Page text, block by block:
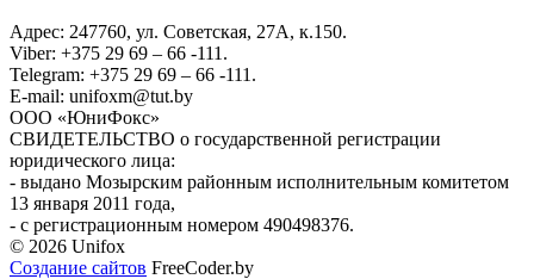
Адрес: 247760, ул. Советская, 27А, к.150.
Viber: +375 29 69 – 66 -111.
Telegram: +375 29 69 – 66 -111.
E-mail: unifoxm@tut.by
ООО «ЮниФокс»
СВИДЕТЕЛЬСТВО о государственной регистрации
юридического лица:
- выдано Мозырским районным исполнительным комитетом
13 января 2011 года,
- с регистрационным номером 490498376.
© 2026 Unifox
Создание сайтов FreeCoder.by